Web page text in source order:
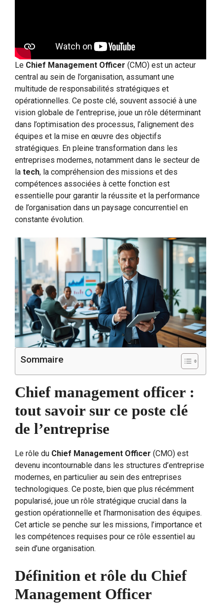
Le Chief Management Officer (CMO) est un acteur
central au sein de l’organisation, assumant une
multitude de responsabilités stratégiques et
opérationnelles. Ce poste clé, souvent associé à une
vision globale de l’entreprise, joue un rôle déterminant
dans l’optimisation des processus, l’alignement des
équipes et la mise en œuvre des objectifs
stratégiques. En pleine transformation dans les
entreprises modernes, notamment dans le secteur de
la tech, la compréhension des missions et des
compétences associées à cette fonction est
essentielle pour garantir la réussite et la performance
de l’organisation dans un paysage concurrentiel en
constante évolution.
Sommaire
Chief management officer :
tout savoir sur ce poste clé
de l’entreprise
Le rôle du Chief Management Officer (CMO) est
devenu incontournable dans les structures d’entreprise
modernes, en particulier au sein des entreprises
technologiques. Ce poste, bien que plus récémment
popularisé, joue un rôle stratégique crucial dans la
gestion opérationnelle et l’harmonisation des équipes.
Cet article se penche sur les missions, l’importance et
les compétences requises pour ce rôle essentiel au
sein d’une organisation.
Définition et rôle du Chief
Management Officer